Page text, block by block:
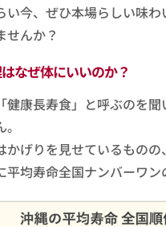
い今、ぜひ本場らしい味
せんか？
なぜ体にいいのか？
健康長寿食」と呼ぶのを
かげりを見せているもの
平均寿命全国ナンバーワン